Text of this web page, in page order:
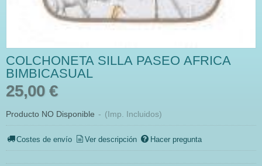
COLCHONETA SILLA PASEO AFRICA
BIMBICASUAL
25,00 €
Producto NO Disponible - (Imp. Incluidos)
Costes de envío Ver descripción Hacer pregunta